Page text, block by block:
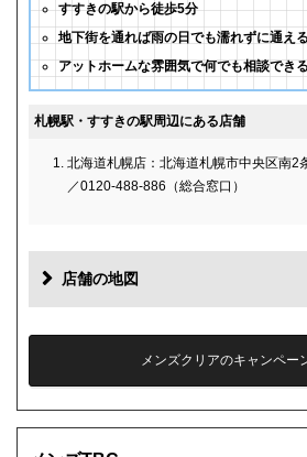
すすきの駅から徒歩5分
地下街を通れば雨の日でも濡れずに通える
アットホームな雰囲気で何でも相談できる
札幌駅・すすきの駅周辺にある店舗
北海道札幌店：北海道札幌市中央区南2
／0120-488-886（総合窓口）
店舗の地図
メンズクリアのキャンペー